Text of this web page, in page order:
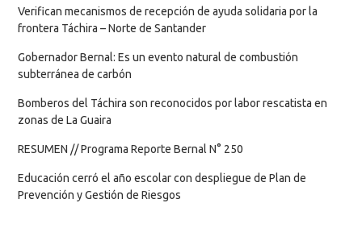
Verifican mecanismos de recepción de ayuda solidaria por la
frontera Táchira – Norte de Santander
Gobernador Bernal: Es un evento natural de combustión
subterránea de carbón
Bomberos del Táchira son reconocidos por labor rescatista en
zonas de La Guaira
RESUMEN // Programa Reporte Bernal N° 250
Educación cerró el año escolar con despliegue de Plan de
Prevención y Gestión de Riesgos